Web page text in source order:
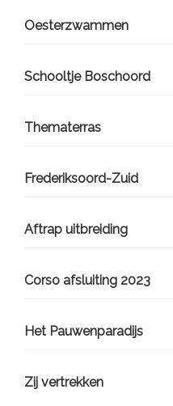
Oesterzwammen
Schooltje Boschoord
Thematerras
Frederiksoord-Zuid
Aftrap uitbreiding
Corso afsluiting 2023
Het Pauwenparadijs
Zij vertrekken